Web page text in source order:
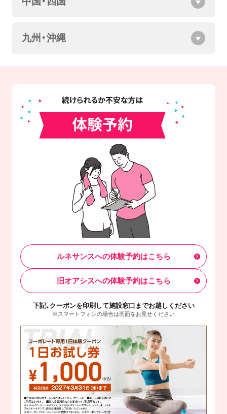
九州・沖縄
ルネサンスへの体験予約はこちら
旧オアシスへの体験予約はこちら
下記、クーポンを印刷して施設窓口までお越しください
※スマートフォンの場合は画面をお見せください